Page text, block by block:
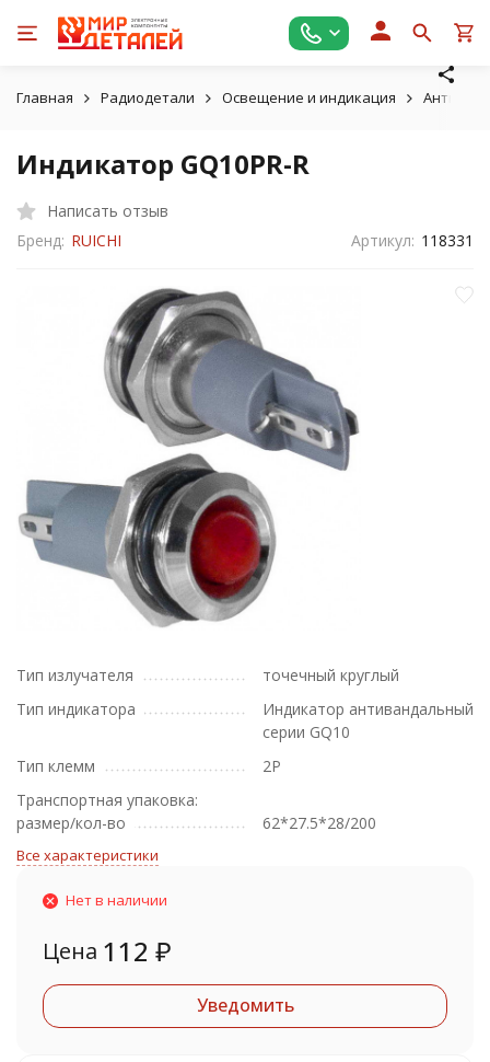
Главная Радиодетали Освещение и индикация
Индикатор GQ10PR-R
Написать отзыв
Бренд: RUICHI Артикул: 118331
Тип излучателя
точечный круглый
Тип индикатора
Индикатор антивандальный
серии GQ10
Тип клемм
2Р
Транспортная упаковка:
размер/кол-во
62*27.5*28/200
Все характеристики
Нет в наличии
Цена 112 ₽
Уведомить